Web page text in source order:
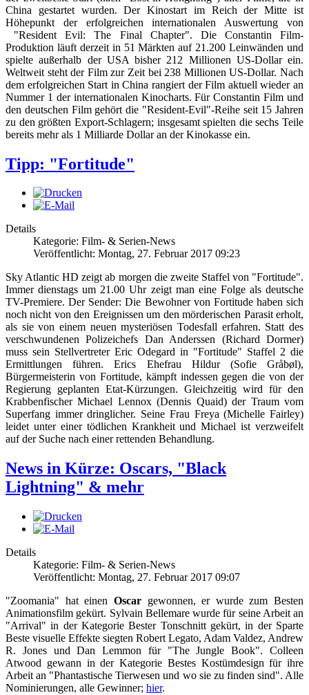
China gestartet wurden. Der Kinostart im Reich der Mitte ist
Höhepunkt der erfolgreichen internationalen Auswertung von
"Resident Evil: The Final Chapter". Die Constantin Film-
Produktion läuft derzeit in 51 Märkten auf 21.200 Leinwänden und
spielte außerhalb der USA bisher 212 Millionen US-Dollar ein.
Weltweit steht der Film zur Zeit bei 238 Millionen US-Dollar. Nach
dem erfolgreichen Start in China rangiert der Film aktuell wieder an
Nummer 1 der internationalen Kinocharts. Für Constantin Film und
den deutschen Film gehört die "Resident-Evil"-Reihe seit 15 Jahren
zu den größten Export-Schlagern; insgesamt spielten die sechs Teile
bereits mehr als 1 Milliarde Dollar an der Kinokasse ein.
Tipp: "Fortitude"
Details
Kategorie: Film- & Serien-News
Veröffentlicht: Montag, 27. Februar 2017 09:23
Sky Atlantic HD zeigt ab morgen die zweite Staffel von "Fortitude".
Immer dienstags um 21.00 Uhr zeigt man eine Folge als deutsche
TV-Premiere. Der Sender: Die Bewohner von Fortitude haben sich
noch nicht von den Ereignissen um den mörderischen Parasit erholt,
als sie von einem neuen mysteriösen Todesfall erfahren. Statt des
verschwundenen Polizeichefs Dan Anderssen (Richard Dormer)
muss sein Stellvertreter Eric Odegard in "Fortitude" Staffel 2 die
Ermittlungen führen. Erics Ehefrau Hildur (Sofie Gråbøl),
Bürgermeisterin von Fortitude, kämpft indessen gegen die von der
Regierung geplanten Etat-Kürzungen. Gleichzeitig wird für den
Krabbenfischer Michael Lennox (Dennis Quaid) der Traum vom
Superfang immer dringlicher. Seine Frau Freya (Michelle Fairley)
leidet unter einer tödlichen Krankheit und Michael ist verzweifelt
auf der Suche nach einer rettenden Behandlung.
News in Kürze: Oscars, "Black
Lightning" & mehr
Details
Kategorie: Film- & Serien-News
Veröffentlicht: Montag, 27. Februar 2017 09:07
"Zoomania" hat einen Oscargewonnen, er wurde zum Besten
Animationsfilm gekürt. Sylvain Bellemare wurde für seine Arbeit an
"Arrival" in der Kategorie Bester Tonschnitt gekürt, in der Sparte
Beste visuelle Effekte siegten Robert Legato, Adam Valdez, Andrew
R. Jones und Dan Lemmon für "The Jungle Book". Colleen
Atwood gewann in der Kategorie Bestes Kostümdesign für ihre
Arbeit an "Phantastische Tierwesen und wo sie zu finden sind". Alle
Nominierungen, alle Gewinner; hier.